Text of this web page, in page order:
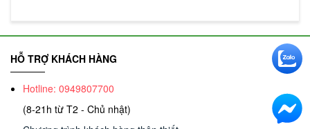
HỖ TRỢ KHÁCH HÀNG
Hotline: 0949807700
(8-21h từ T2 - Chủ nhật)